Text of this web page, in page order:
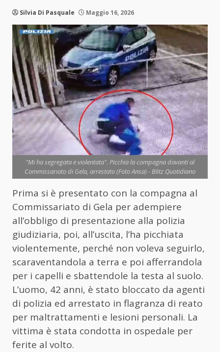
Silvia Di Pasquale Maggio 16, 2026
"Mi ha segregata e violentata". Picchia la compagna davanti al
Commissariato di Gela, arrestato (Foto Ansa) - Blitz Quotidiano
Prima si è presentato con la compagna al
Commissariato di Gela per adempiere
all’obbligo di presentazione alla polizia
giudiziaria, poi, all’uscita, l’ha picchiata
violentemente, perché non voleva seguirlo,
scaraventandola a terra e poi afferrandola
per i capelli e sbattendole la testa al suolo.
L’uomo, 42 anni, è stato bloccato da agenti
di polizia ed arrestato in flagranza di reato
per maltrattamenti e lesioni personali. La
vittima è stata condotta in ospedale per
ferite al volto.